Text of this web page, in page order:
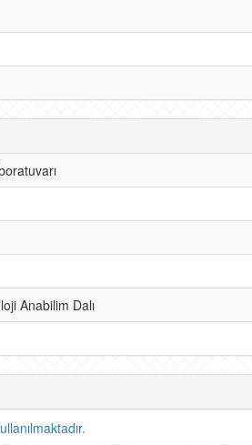
Anabilim Dalı